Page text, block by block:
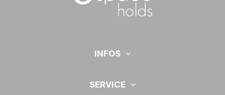
INFOS
SERVICE